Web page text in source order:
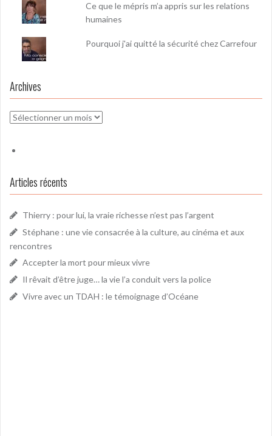
Ce que le mépris m’a appris sur les relations
humaines
Pourquoi j'ai quitté la sécurité chez Carrefour
Archives
Archives
Articles récents
Thierry : pour lui, la vraie richesse n’est pas l’argent
Stéphane : une vie consacrée à la culture, au cinéma et aux
rencontres
Accepter la mort pour mieux vivre
Il rêvait d’être juge… la vie l’a conduit vers la police
Vivre avec un TDAH : le témoignage d’Océane